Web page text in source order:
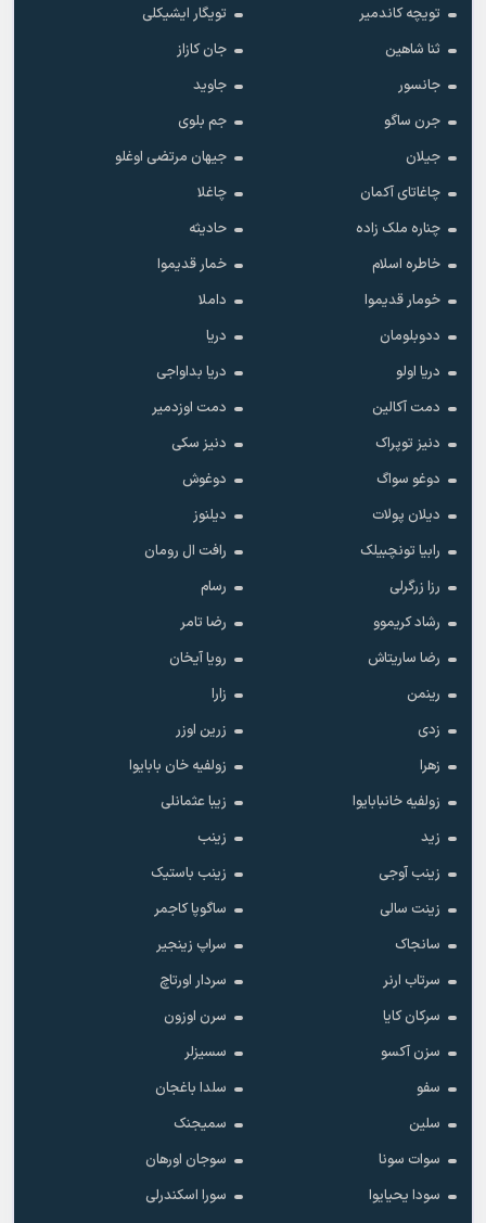
تویچه کاندمیر
تویگار ایشیکلی
ثنا شاهین
جان کازاز
جانسور
جاوید
جرن ساگو
جم بلوی
جیلان
جیهان مرتضی اوغلو
چاغاتای آکمان
چاغلا
چناره ملک زاده
حادیثه
خاطره اسلام
خمار قدیموا
خومار قدیموا
داملا
ددوبلومان
دریا
دریا اولو
دریا بداواجی
دمت آکالین
دمت اوزدمیر
دنیز توپراک
دنیز سکی
دوغو سواگ
دوغوش
دیلان پولات
دیلنوز
رابیا تونچبیلک
رافت ال رومان
رزا زرگرلی
رسام
رشاد کریموو
رضا تامر
رضا ساریتاش
رویا آیخان
رینمن
زارا
زدی
زرین اوزر
زهرا
زولفیه خان بابایوا
زولفیه خانبابایوا
زیبا عثمانلی
زید
زینب
زینب آوجی
زینب باستیک
زینت سالی
ساگوپا کاجمر
سانجاک
سراپ زینجیر
سرتاب ارنر
سردار اورتاچ
سرکان کایا
سرن اوزون
سزن آکسو
سسیزلر
سفو
سلدا باغجان
سلین
سمیجنک
سوات سونا
سوجان اورهان
سودا یحیایوا
سورا اسکندرلی